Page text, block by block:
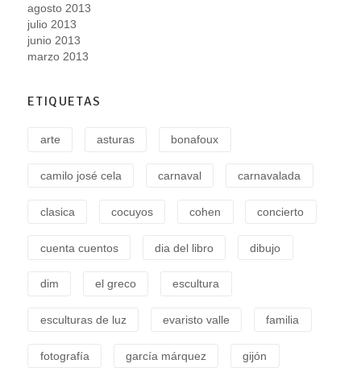
agosto 2013
julio 2013
junio 2013
marzo 2013
ETIQUETAS
arte asturas bonafoux
camilo josé cela carnaval carnavalada
clasica cocuyos cohen concierto
cuenta cuentos dia del libro dibujo
dim el greco escultura
esculturas de luz evaristo valle familia
fotografía garcía márquez gijón